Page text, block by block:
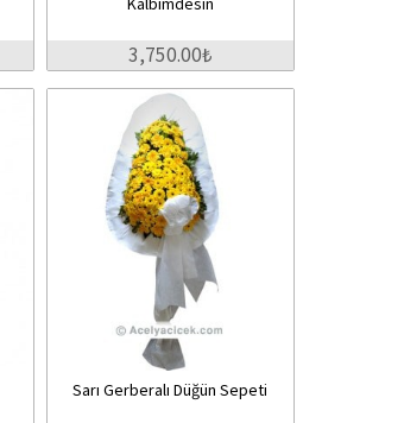
3,750.00₺
Sarı Gerberalı Düğün Sepeti